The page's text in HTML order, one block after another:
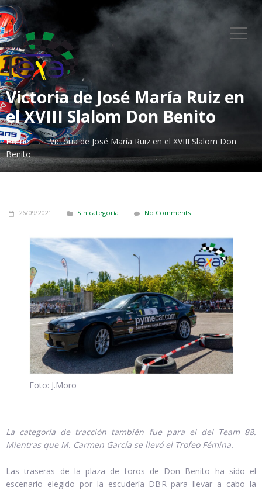
Victoria de José María Ruiz en
el XVIII Slalom Don Benito
Home
Victoria de José María Ruiz en el XVIII Slalom Don
Benito
26/09/2021 Sin categoría No Comments
Foto: J.Moro
La categoría de tracción también fue para el del Team 88.
Mientras que M. Carmen García se llevó el Trofeo Fémina.
Las traseras de la plaza de toros de Don Benito ha sido el
escenario elegido por la escudería DBR para llevar a cabo la